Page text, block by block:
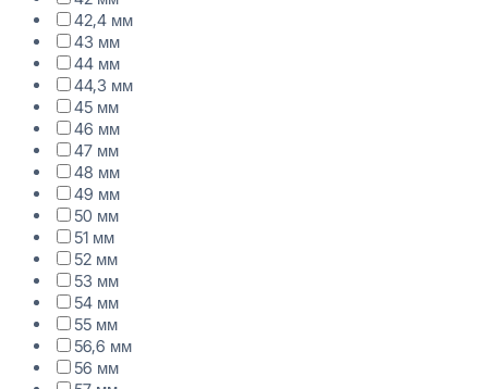
42,4 мм
43 мм
44 мм
44,3 мм
45 мм
46 мм
47 мм
48 мм
49 мм
50 мм
51 мм
52 мм
53 мм
54 мм
55 мм
56,6 мм
56 мм